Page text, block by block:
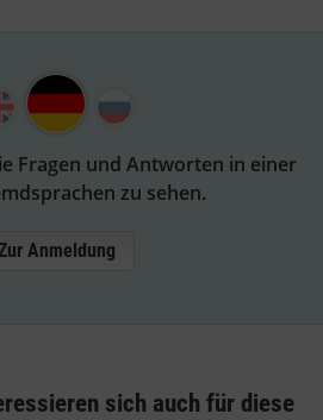
Fragen und Antworten in einer
zu sehen.
Anmeldung
sich auch für diese